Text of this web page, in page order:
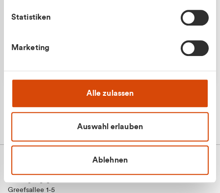
Statistiken
Marketing
Alle zulassen
Auswahl erlauben
Ablehnen
Greefsallee 1-5